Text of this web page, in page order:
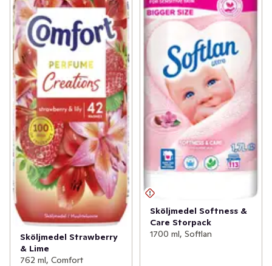
Sköljmedel Strawberry
& Lime
762 ml, Comfort
Sköljmedel Softness &
Care Storpack
1700 ml, Softlan